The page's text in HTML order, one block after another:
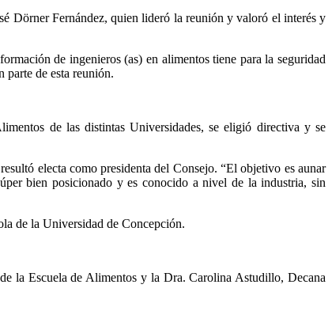
Dörner Fernández, quien lideró la reunión y valoró el interés y
de ingenieros (as) en alimentos tiene para la seguridad
parte de esta reunión.
de las distintas Universidades, se eligió directiva y se
electa como presidenta del Consejo. “El objetivo es aunar
bien posicionado y es conocido a nivel de la industria, sin
de la Universidad de Concepción.
la Escuela de Alimentos y la Dra. Carolina Astudillo, Decana